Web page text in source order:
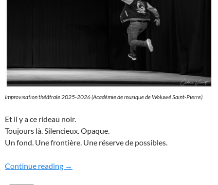
Improvisation théâtrale 2025-2026 (Académie de musique de Woluwé Saint-Pierre)
Et il y a ce rideau noir.
Toujours là. Silencieux. Opaque.
Un fond. Une frontière. Une réserve de possibles.
Continue reading Saisir l’impr⎡o⎦visible…
→